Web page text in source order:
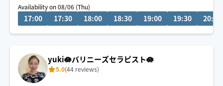
応させて頂きます
足の浮腫み
末端冷え性
Availability on 08/06 (Thu)
17:00 17:30 18:00 18:30 19:00 19:30 20:00
yuki🪷バリニーズセラピスト🪷
5.0(44 reviews)